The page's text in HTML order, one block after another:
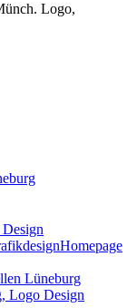
Logo,
Design
Schlagwörter
Homepage
Lüneburg
Logo Design